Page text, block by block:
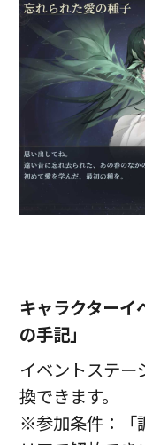
キャラクターイ
の手記」
イベントステ
換できます。
※参加条件：「